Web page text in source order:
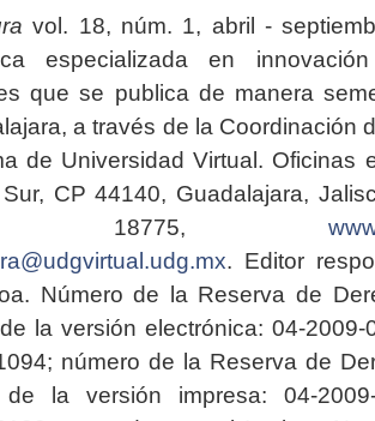
vol. 18, núm. 1, abril -
especializada en
que se publica de manera
a través de la Coordinación
de Universidad Virtual. Oficinas
CP 44140, Guadalajara,
18775,
. Editor
Número de la Reserva de
la versión electrónica: 04-2009-
número de la Reserva de
la versión impresa: 04-2009-